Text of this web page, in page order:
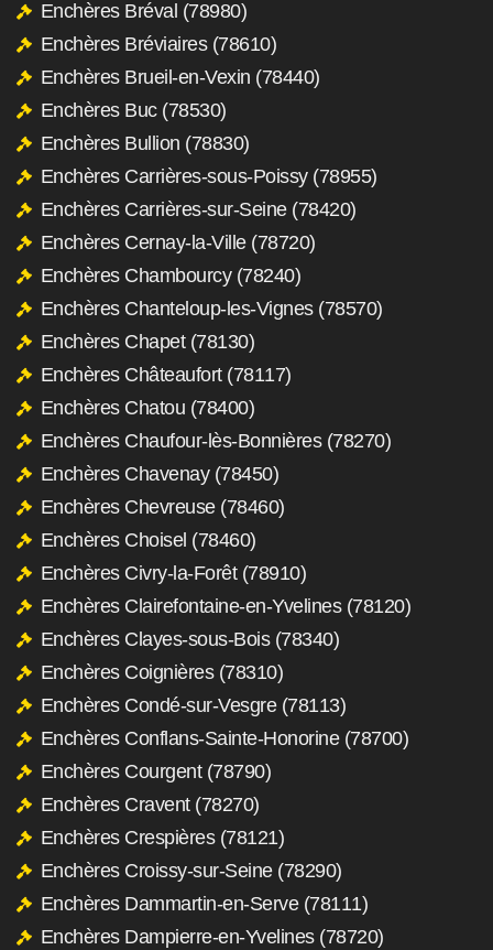
Enchères Bréval (78980)
Enchères Bréviaires (78610)
Enchères Brueil-en-Vexin (78440)
Enchères Buc (78530)
Enchères Bullion (78830)
Enchères Carrières-sous-Poissy (78955)
Enchères Carrières-sur-Seine (78420)
Enchères Cernay-la-Ville (78720)
Enchères Chambourcy (78240)
Enchères Chanteloup-les-Vignes (78570)
Enchères Chapet (78130)
Enchères Châteaufort (78117)
Enchères Chatou (78400)
Enchères Chaufour-lès-Bonnières (78270)
Enchères Chavenay (78450)
Enchères Chevreuse (78460)
Enchères Choisel (78460)
Enchères Civry-la-Forêt (78910)
Enchères Clairefontaine-en-Yvelines (78120)
Enchères Clayes-sous-Bois (78340)
Enchères Coignières (78310)
Enchères Condé-sur-Vesgre (78113)
Enchères Conflans-Sainte-Honorine (78700)
Enchères Courgent (78790)
Enchères Cravent (78270)
Enchères Crespières (78121)
Enchères Croissy-sur-Seine (78290)
Enchères Dammartin-en-Serve (78111)
Enchères Dampierre-en-Yvelines (78720)